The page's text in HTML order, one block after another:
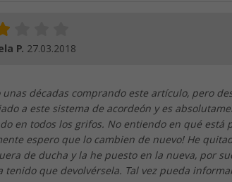
P. 27.03.2018
unas décadas comprando este artículo, pero
a este sistema de acordeón y es
en todos los grifos. No entiendo en qué está
espero que lo cambien de nuevo! He
de ducha y la he puesto en la nueva, por
tenido que devolvérsela. Tal vez pueda